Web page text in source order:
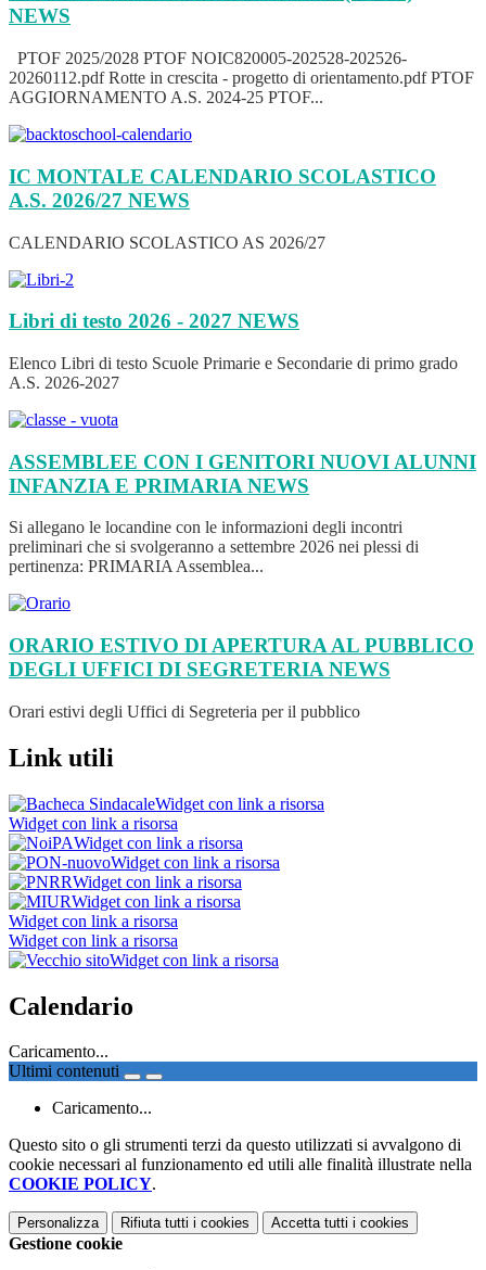
NEWS
PTOF 2025/2028 PTOF NOIC820005-202528-202526-
20260112.pdf Rotte in crescita - progetto di orientamento.pdf PTOF
AGGIORNAMENTO A.S. 2024-25 PTOF...
IC MONTALE CALENDARIO SCOLASTICO
A.S. 2026/27 NEWS
CALENDARIO SCOLASTICO AS 2026/27
Libri di testo 2026 - 2027 NEWS
Elenco Libri di testo Scuole Primarie e Secondarie di primo grado
A.S. 2026-2027
ASSEMBLEE CON I GENITORI NUOVI ALUNNI
INFANZIA E PRIMARIA NEWS
Si allegano le locandine con le informazioni degli incontri
preliminari che si svolgeranno a settembre 2026 nei plessi di
pertinenza: PRIMARIA Assemblea...
ORARIO ESTIVO DI APERTURA AL PUBBLICO
DEGLI UFFICI DI SEGRETERIA NEWS
Orari estivi degli Uffici di Segreteria per il pubblico
Link utili
Widget con link a risorsa
Widget con link a risorsa
Widget con link a risorsa
Widget con link a risorsa
Widget con link a risorsa
Widget con link a risorsa
Widget con link a risorsa
Widget con link a risorsa
Widget con link a risorsa
Calendario
Caricamento...
Ultimi contenuti
Caricamento...
Questo sito o gli strumenti terzi da questo utilizzati si avvalgono di
cookie necessari al funzionamento ed utili alle finalità illustrate nella
COOKIE POLICY.
Personalizza Rifiuta tutti i cookies Accetta tutti i cookies
Gestione cookie